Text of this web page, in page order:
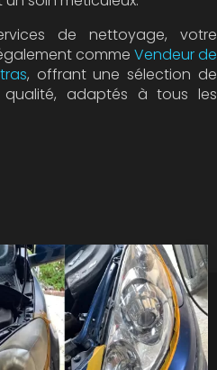
de nettoyage, votre
comme Vendeur de
, offrant une sélection de
adaptés à tous les